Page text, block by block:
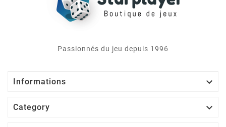
Passionnés du jeu depuis 1996
Informations 
Category 